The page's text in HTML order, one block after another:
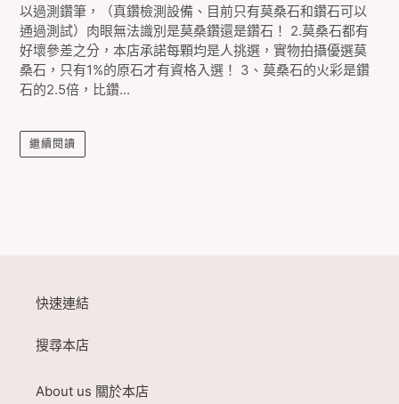
以過測鑽筆，（真鑽檢測設備、目前只有莫桑石和鑽石可以
通過測試）肉眼無法識別是莫桑鑽還是鑽石！ 2.莫桑石都有
好壞參差之分，本店承諾每顆均是人挑選，實物拍攝優選莫
桑石，只有1%的原石才有資格入選！ 3、莫桑石的火彩是鑽
石的2.5倍，比鑽...
繼續閱讀
快速連結
搜尋本店
About us 關於本店